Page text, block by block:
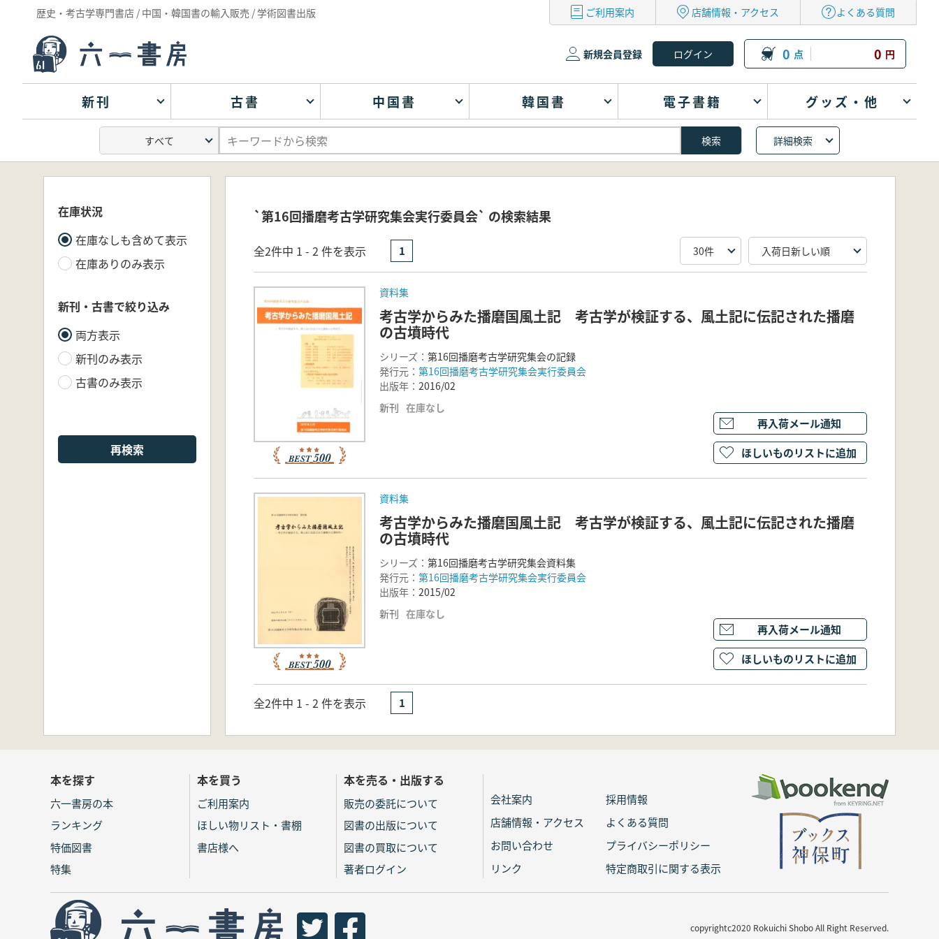
歴史・考古学専門書店 / 中国・韓国書の輸入販売 / 学術図書出版 ご利用案内 店舗情報・アクセス よくある質問
新規会員登録 0 点 0 円
新刊 古書 中国書 韓国書 電子書籍 グッズ・他
詳細検索
在庫状況
在庫なしも含めて表示
在庫ありのみ表示
新刊・古書で絞り込み
両方表示
新刊のみ表示
古書のみ表示
再検索
`第16回播磨考古学研究集会実行委員会` の検索結果
全2件中 1 - 2 件を表示 1
資料集
考古学からみた播磨国風土記 考古学が検証する、風土記に伝記された播磨
の古墳時代
シリーズ： 第16回播磨考古学研究集会の記録
発行元： 第16回播磨考古学研究集会実行委員会
出版年： 2016/02
新刊 在庫なし
再入荷メール通知
ほしいものリストに追加
資料集
考古学からみた播磨国風土記 考古学が検証する、風土記に伝記された播磨
の古墳時代
シリーズ： 第16回播磨考古学研究集会資料集
発行元： 第16回播磨考古学研究集会実行委員会
出版年： 2015/02
新刊 在庫なし
再入荷メール通知
ほしいものリストに追加
全2件中 1 - 2 件を表示 1
本を探す
六一書房の本
ランキング
特価図書
特集
本を買う
ご利用案内
ほしい物リスト・書棚
書店様へ
本を売る・出版する
販売の委託について
図書の出版について
図書の買取について
著者ログイン
会社案内
採用情報
店舗情報・アクセス
よくある質問
お問い合わせ
プライバシーポリシー
リンク
特定商取引に関する表示
copyrightc2020 Rokuichi Shobo All Right Reserved.